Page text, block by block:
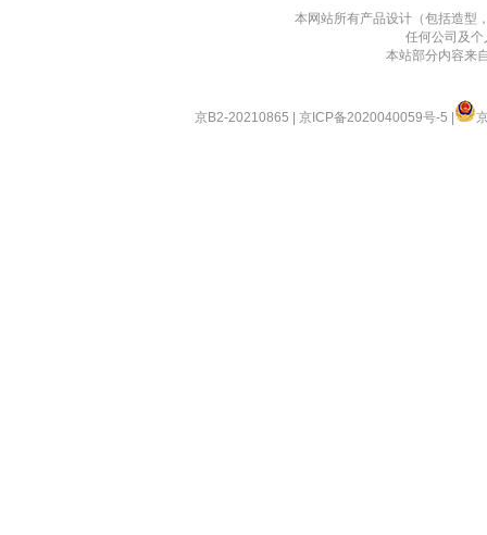
本网站所有产品设计（包括造型
任何公司及
本站部分内容来
京B2-20210865 京ICP备2020040059号-5